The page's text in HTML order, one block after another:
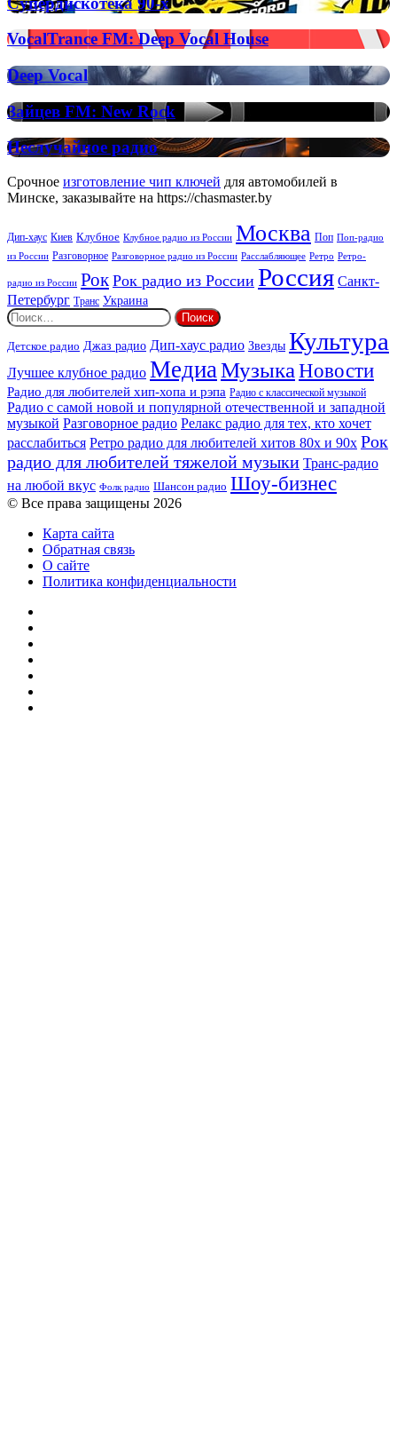
Radio
90-
х
VocalTrance
FM:
Deep
Vocal
House
VocalTrance FM: Deep Vocal House
Deep
Vocal
Deep Vocal
Зайцев
FM:
New
Rock
Зайцев FM: New Rock
Неслучайное
радио
Неслучайное радио
Срочное изготовление чип ключей для автомобилей в
Минске, заказывайте на https://chasmaster.by
Дип-хаус Киев Клубное Клубное радио из России Москва Поп Поп-радио
из России Разговорное Разговорное радио из России Расслабляющее Ретро Ретро-
радио из России Рок Рок радио из России Россия Санкт-
Петербург Транс Украина
Найти:
Детское радио Джаз радио Дип-хаус радио Звезды Культура
Лучшее клубное радио МедиаМузыкаНовости
Радио для любителей хип-хопа и рэпа Радио с классической музыкой
Радио с самой новой и популярной отечественной и западной
музыкой Разговорное радио Релакс радио для тех, кто хочет
расслабиться Ретро радио для любителей хитов 80х и 90х Рок
радио для любителей тяжелой музыки Транс-радио
на любой вкус Фолк радио Шансон радио Шоу-бизнес
© Все права защищены 2026
Карта сайта
Обратная связь
О сайте
Политика конфиденциальности